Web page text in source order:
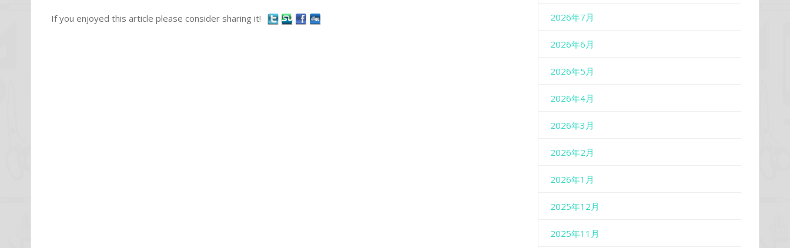
If you enjoyed this article please consider sharing it! 2026年7月
2026年6月
2026年5月
2026年4月
2026年3月
2026年2月
2026年1月
2025年12月
2025年11月